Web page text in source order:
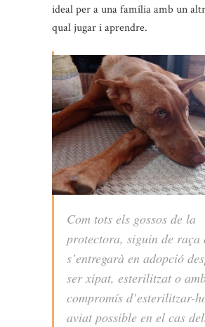
ideal per a una família amb un
qual jugar i aprendre.
Com tots els gossos de la
protectora, siguin de raça
s’entregarà en adopció
ser xipat, esterilitzat o
compromís d’esterilitzar-
aviat possible en el cas